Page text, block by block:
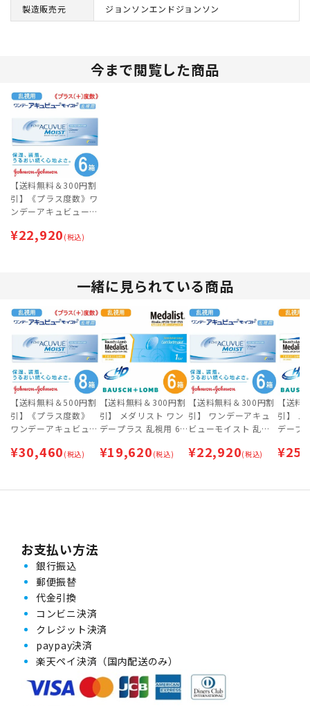
製造販売元 ジョンソンエンドジョンソン
今まで閲覧した商品
【送料無料＆300円割
引】《プラス度数》ワ
ンデーアキュビューモ
ット [約3ヶ月分]
¥22,920 (税込)
一緒に見られている商品
【送料無料＆500円割
引】《プラス度数》
ワンデーアキュビュー
セット [約4ヶ月分]
¥30,460 (税込)
【送料無料＆300円割
引】 メダリスト ワン
デープラス 乱視用 6
¥19,620 (税込)
【送料無料＆300円割
引】 ワンデーアキュ
ビューモイスト 乱視
月分]
¥22,920(税込)
【送
引】 メ
デープ
¥
お支払い方法
銀行振込
郵便振替
代金引換
コンビニ決済
クレジット決済
paypay決済
楽天ペイ決済（国内配送のみ）